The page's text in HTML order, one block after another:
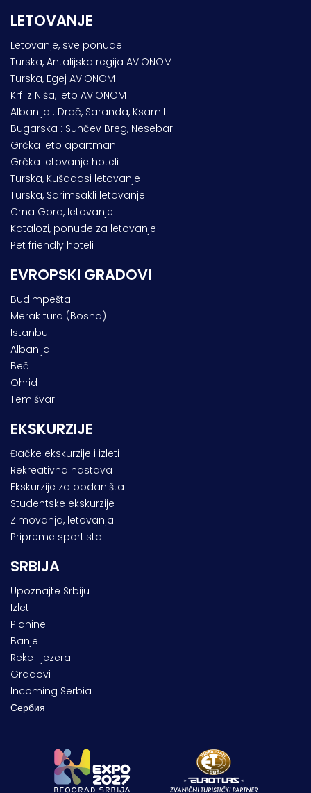
LETOVANJE
Letovanje, sve ponude
Turska, Antalijska regija AVIONOM
Turska, Egej AVIONOM
Krf iz Niša, leto AVIONOM
Albanija : Drač, Saranda, Ksamil
Bugarska : Sunčev Breg, Nesebar
Grčka leto apartmani
Grčka letovanje hoteli
Turska, Kušadasi letovanje
Turska, Sarimsakli letovanje
Crna Gora, letovanje
Katalozi, ponude za letovanje
Pet friendly hoteli
EVROPSKI GRADOVI
Budimpešta
Merak tura (Bosna)
Istanbul
Albanija
Beč
Ohrid
Temišvar
EKSKURZIJE
Đačke ekskurzije i izleti
Rekreativna nastava
Ekskurzije za obdaništa
Studentske ekskurzije
Zimovanja, letovanja
Pripreme sportista
SRBIJA
Upoznajte Srbiju
Izlet
Planine
Banje
Reke i jezera
Gradovi
Incoming Serbia
Сербия